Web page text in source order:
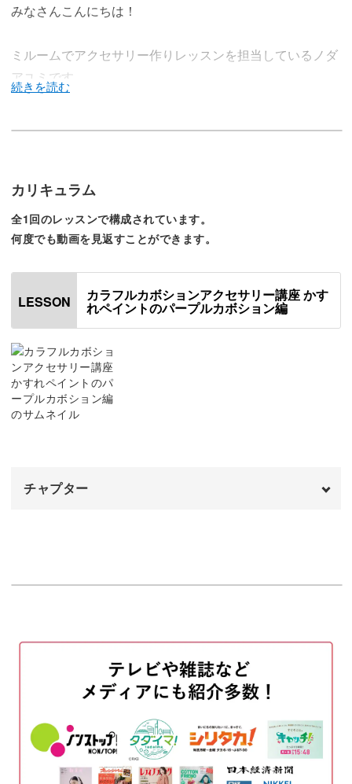
みなさんこんにちは！
ミルームでアクセサリー作りレッスンを担当しているノダ
アユミです。
今回作る紫のアクセアリーは秋冬にピッタリ♪
クリスマスのお祝いやお食事会など、ちょっとおしゃれを
このアクセサリーの最大の特徴は、色味が少しかすれたよ
うなデザイン。
ガラスのカボションに、カラージェルでデザインを描いて
いきます♪
他にも、9ピンを大きく丸める方法など作品作りに欠かせ
様々な場面で、コーディネートのアクセントになる華やか
な紫の耳飾りで、毎日をもっと素敵に過ごしましょう。
カリキュラム
全1回のレッスンで構成されています。
何度でも動画を見返すことができます。
LESSON カラフルカボションアクセサリー講座 かす
れペイントのパープルカボション編
チャプター
土台にホワイトのジェルを塗る
ピンクとパープルのジェルを重ねる
クリアジェルでコーティングする 07:40
ガラスを貼りつけてパーツを作る